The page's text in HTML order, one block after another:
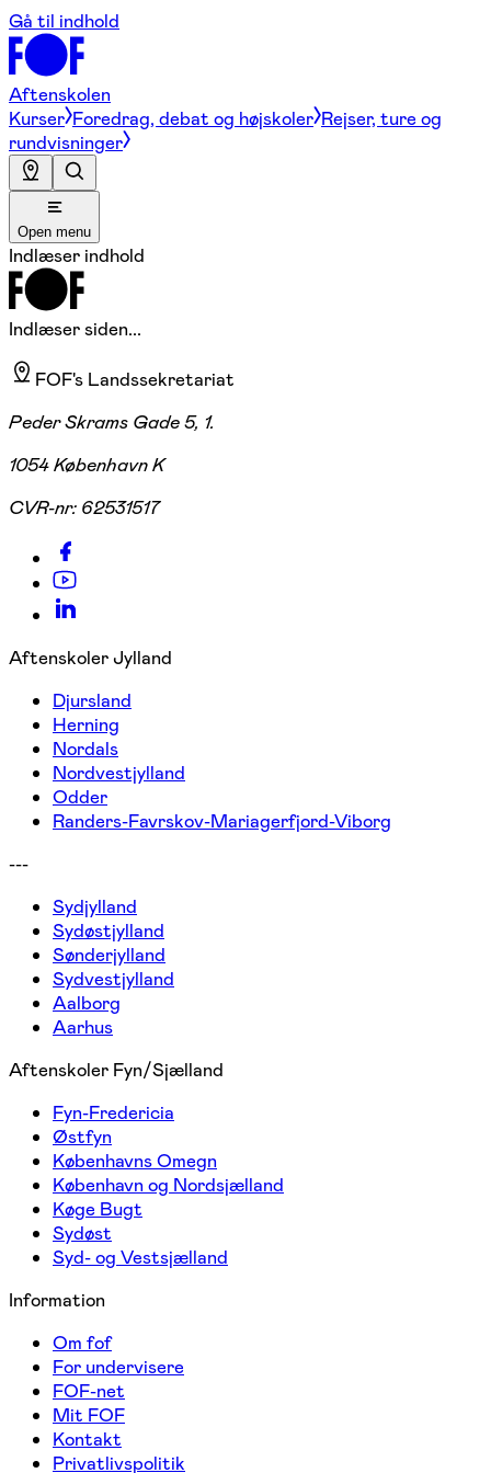
Gå til indhold
Aftenskolen
Kurser Foredrag, debat og højskoler Rejser, ture og
rundvisninger
Open menu
Indlæser indhold
Indlæser siden...
FOF's Landssekretariat
Peder Skrams Gade 5, 1.
1054 København K
CVR-nr: 62531517
Aftenskoler Jylland
Djursland
Herning
Nordals
Nordvestjylland
Odder
Randers-Favrskov-Mariagerfjord-Viborg
---
Sydjylland
Sydøstjylland
Sønderjylland
Sydvestjylland
Aalborg
Aarhus
Aftenskoler Fyn/Sjælland
Fyn-Fredericia
Østfyn
Københavns Omegn
København og Nordsjælland
Køge Bugt
Sydøst
Syd- og Vestsjælland
Information
Om fof
For undervisere
FOF-net
Mit FOF
Kontakt
Privatlivspolitik